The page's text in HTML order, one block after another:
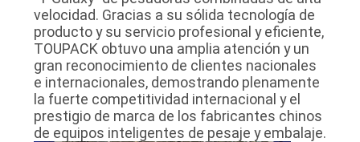
MAPA
DEL
SITIO
POLÍTICA
velocidad. Gracias a su sólida tecnología de
producto y su servicio profesional y eficiente,
TOUPACK obtuvo una amplia atención y un
gran reconocimiento de clientes nacionales
e internacionales, demostrando plenamente
la fuerte competitividad internacional y el
prestigio de marca de los fabricantes chinos
de equipos inteligentes de pesaje y embalaje.